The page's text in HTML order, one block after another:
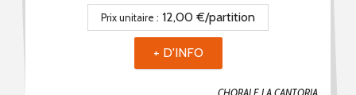
Prix unitaire : 12,00 €/partition
+ D'INFO